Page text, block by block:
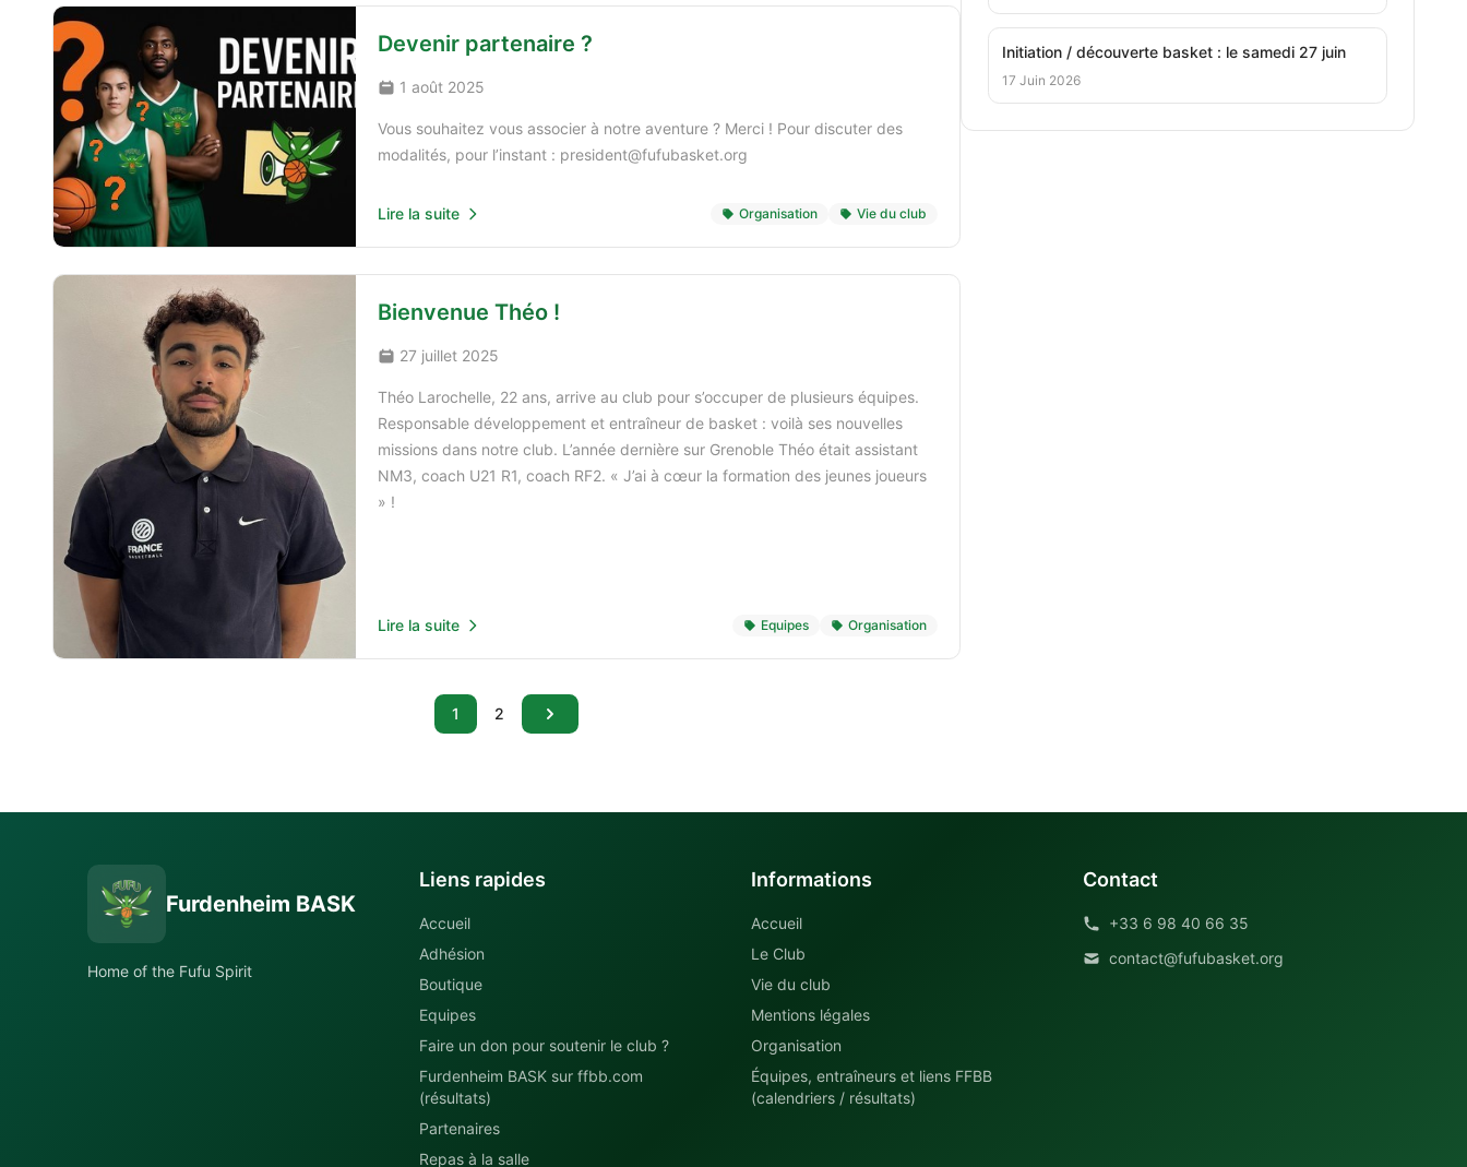
Devenir partenaire ?
1 août 2025
Vous souhaitez vous associer à notre aventure ? Merci ! Pour discuter des
modalités, pour l’instant : president@fufubasket.org
Lire la suite Organisation Vie du club
Bienvenue Théo !
27 juillet 2025
Théo Larochelle, 22 ans, arrive au club pour s’occuper de plusieurs équipes.
Responsable développement et entraîneur de basket : voilà ses nouvelles
missions dans notre club. L’année dernière sur Grenoble Théo était assistant
NM3, coach U21 R1, coach RF2. « J’ai à cœur la formation des jeunes joueurs
» !
Lire la suite Equipes Organisation
1 2
Initiation / découverte basket : le samedi 27 juin
17 Juin 2026
Furdenheim BASK
Home of the Fufu Spirit
Liens rapides
Accueil
Adhésion
Boutique
Equipes
Faire un don pour soutenir le club ?
Furdenheim BASK sur ffbb.com
(résultats)
Partenaires
Repas à la salle
Informations
Accueil
Le Club
Vie du club
Mentions légales
Organisation
Équipes, entraîneurs et liens FFBB
(calendriers / résultats)
Contact
+33 6 98 40 66 35
contact@fufubasket.org